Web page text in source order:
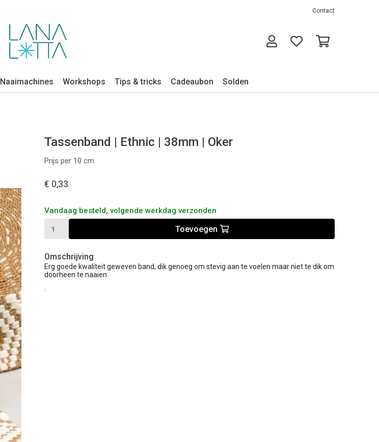
Contact
Naaimachines Workshops Tips & tricks Cadeaubon Solden
Tassenband | Ethnic | 38mm | Oker
Prijs per 10 cm
€ 0,33
Vandaag besteld, volgende werkdag verzonden
Toevoegen
Omschrijving
Erg goede kwaliteit geweven band, dik genoeg om stevig aan te voelen maar niet te dik om
doorheen te naaien.